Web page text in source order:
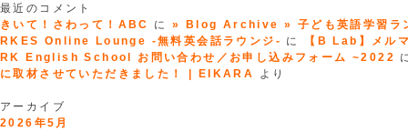
最近のコメント
きいて！さわって！ABC
に» Blog Archive » 子ども英語学習ラ
RKES Online Lounge -無料英会話ラウンジ- に
【B Lab】メ
RK English School お問い合わせ／お申し込みフォーム ~2022
に取材させていただきました！ | EIKARA
より
アーカイブ
2026年5月